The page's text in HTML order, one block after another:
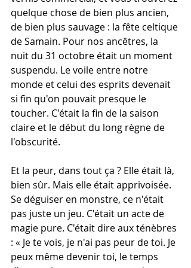
quelque chose de bien plus ancien,
de bien plus sauvage : la fête celtique
de Samain. Pour nos ancêtres, la
nuit du 31 octobre était un moment
suspendu. Le voile entre notre
monde et celui des esprits devenait
si fin qu'on pouvait presque le
toucher. C'était la fin de la saison
claire et le début du long règne de
l'obscurité.
Et la peur, dans tout ça ? Elle était là,
bien sûr. Mais elle était apprivoisée.
Se déguiser en monstre, ce n'était
pas juste un jeu. C'était un acte de
magie pure. C'était dire aux ténèbres
: « Je te vois, je n'ai pas peur de toi. Je
peux même devenir toi, le temps